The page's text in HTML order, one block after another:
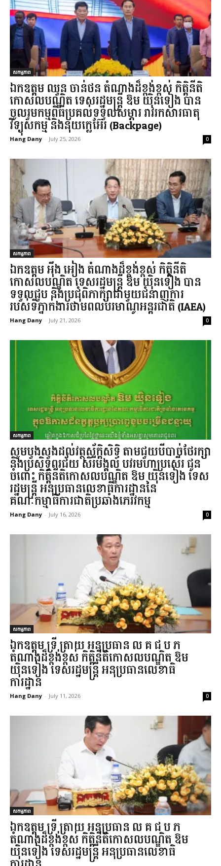
សកម្មភាព
ឯកឧត្តម ឈួន​ ចាន់ថន​ តំណាងដ៏ខ្ពង់ខ្ពស់ កិត្តិនីតិ
កោសលបណ្ឌិត ទេសរដ្ឋមន្ត្រី ឱម យ៉ិនទៀង បាន
ចូលរួមកម្មពិធីប្រគល់ទទួលសម្ភារ:​រាវរកសារធាតុ
វិទ្យុសកម្ម​ និង​នុយក្លេអ៊ែរ​ (Backpage)...
Hang Dany - July 25, 2026 0
សកម្មភាព
ឯកឧត្តម អ៉ឹង អៀង តំណាងដ៏ខ្ពង់ខ្ពស់ កិត្តិនីតិ
កោសលបណ្ឌិត ទេសរដ្ឋមន្ត្រី ឱម យ៉ិនទៀង បាន
ទទួលជួប និងប្រជុំពិភាក្សាជាមួយជំនាញការ
របស់ទីភ្នាក់ងារថាមពលបរមាណូអន្តរជាតិ (IAEA)
Hang Dany - July 21, 2026 0
សកម្មភាព
សូមបួងសួងដល់វត្ថុស័ក្តិសិទ្ធិ តាមជួយបីបាច់ថែរក្សា
និងប្រសិទ្ធពរជ័យ សិរីមង្គល បវរមហាប្រសើរ ជូន
ចំពោះ កិត្តិនីតិកោសលបណ្ឌិត ឱម យ៉ិនទៀង ទេស
រដ្ឋមន្រ្តី អនុប្រធានលេខាធិការដ្ឋាននៃ
គណៈកម្មាធិការជាតិប្រឆាំងភេរវកម្ម...
Hang Dany - July 16, 2026 0
សកម្មភាព
ឯកឧត្តម ទ្រី ត្រាយ អនុប្រធាន ល.គ.ជ.ប.ភ.
តំណាងដ៏ខ្ពង់ខ្ពស់ កិត្តិនីតិកោសលបណ្ឌិត ឱម
យ៉ិនទៀង ទេសរដ្ឋមន្ត្រី អនុប្រធានលេខាធិ
ការដ្ឋាន...
Hang Dany - July 11, 2026 0
សកម្មភាព
ឯកឧត្តម ទ្រី ត្រាយ អនុប្រធាន ល.គ.ជ.ប.ភ.
តំណាងដ៏ខ្ពង់ខ្ពស់ កិត្តិនីតិកោសលបណ្ឌិត ឱម
យ៉ិនទៀង ទេសរដ្ឋមន្ត្រី អនុប្រធានលេខាធិ